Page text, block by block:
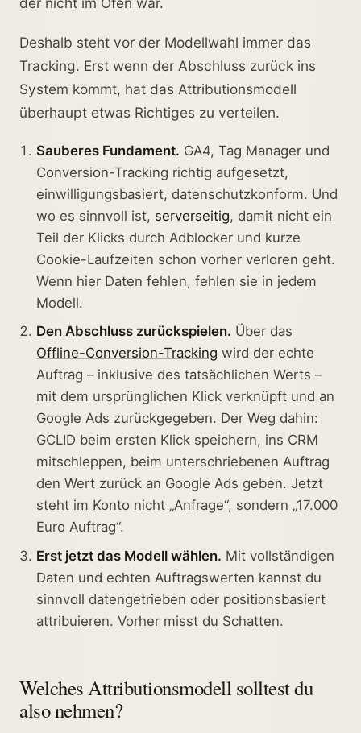
Deshalb steht vor der Modellwahl immer das
Tracking. Erst wenn der Abschluss zurück ins
System kommt, hat das Attributionsmodell
überhaupt etwas Richtiges zu verteilen.
Sauberes Fundament. GA4, Tag Manager und
Conversion-Tracking richtig aufgesetzt,
einwilligungsbasiert, datenschutzkonform. Und
wo es sinnvoll ist, serverseitig, damit nicht ein
Teil der Klicks durch Adblocker und kurze
Cookie-Laufzeiten schon vorher verloren geht.
Wenn hier Daten fehlen, fehlen sie in jedem
Modell.
Den Abschluss zurückspielen. Über das
Offline-Conversion-Tracking wird der echte
Auftrag – inklusive des tatsächlichen Werts –
mit dem ursprünglichen Klick verknüpft und an
Google Ads zurückgegeben. Der Weg dahin:
GCLID beim ersten Klick speichern, ins CRM
mitschleppen, beim unterschriebenen Auftrag
den Wert zurück an Google Ads geben. Jetzt
steht im Konto nicht „Anfrage“, sondern „17.000
Euro Auftrag“.
Erst jetzt das Modell wählen. Mit vollständigen
Daten und echten Auftragswerten kannst du
sinnvoll datengetrieben oder positionsbasiert
attribuieren. Vorher misst du Schatten.
Welches Attributionsmodell solltest du
also nehmen?